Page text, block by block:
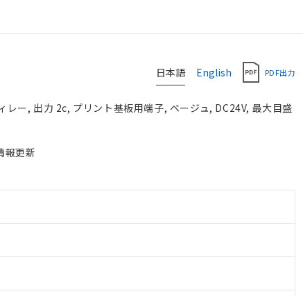
日本語 English PDF出力
レー, 出力 2c, プリント基板用端子, ベージュ, DC24V, 最大目盛
報更新